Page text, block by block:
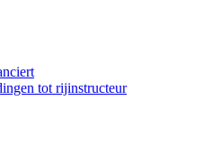
tot rijinstructeur